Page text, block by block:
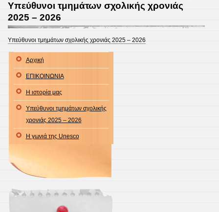
Υπεύθυνοι τμημάτων σχολικής χρονιάς
2025 – 2026
Υπεύθυνοι τμημάτων σχολικής χρονιάς 2025 – 2026
Αρχική
ΕΠΙΚΟΙΝΩΝΙΑ
Η ιστορία μας
Υπεύθυνοι τμημάτων σχολικής
χρονιάς 2025 – 2026
Η γωνιά της Unesco